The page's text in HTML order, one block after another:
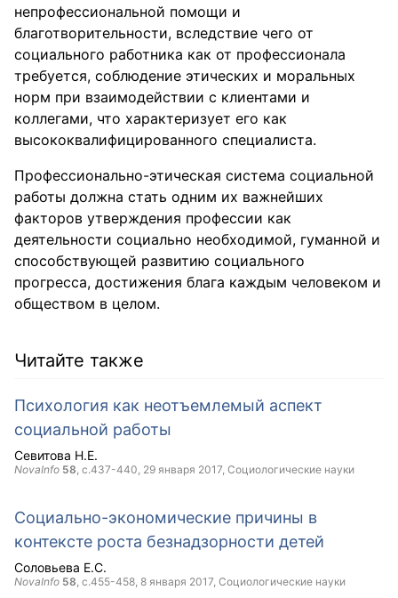
непрофессиональной помощи и
благотворительности, вследствие чего от
социального работника как от профессионала
требуется, соблюдение этических и моральных
норм при взаимодействии с клиентами и
коллегами, что характеризует его как
высококвалифицированного специалиста.
Профессионально-этическая система социальной
работы должна стать одним их важнейших
факторов утверждения профессии как
деятельности социально необходимой, гуманной и
способствующей развитию социального
прогресса, достижения блага каждым человеком и
обществом в целом.
Читайте также
Психология как неотъемлемый аспект
социальной работы
Севитова Н.Е.
NovaInfo 58, с.437-440, 29 января 2017, Социологические науки
Социально-экономические причины в
контексте роста безнадзорности детей
Соловьева Е.С.
NovaInfo 58, с.455-458, 8 января 2017, Социологические науки